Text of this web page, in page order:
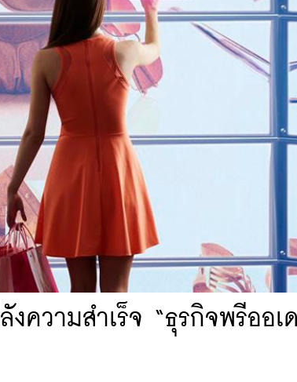
งความสำเร็จ “ธุรกิจพรีออเ